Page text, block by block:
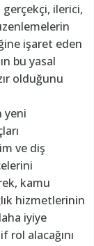
ilerici,
işaret eden
bu yasal
olduğunu
yeni
ve diş
kamu
hizmetlerinin
iyiye
rol alacağını